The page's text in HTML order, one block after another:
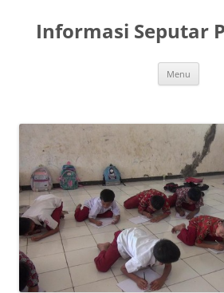
content
Informasi Seputar
Menu